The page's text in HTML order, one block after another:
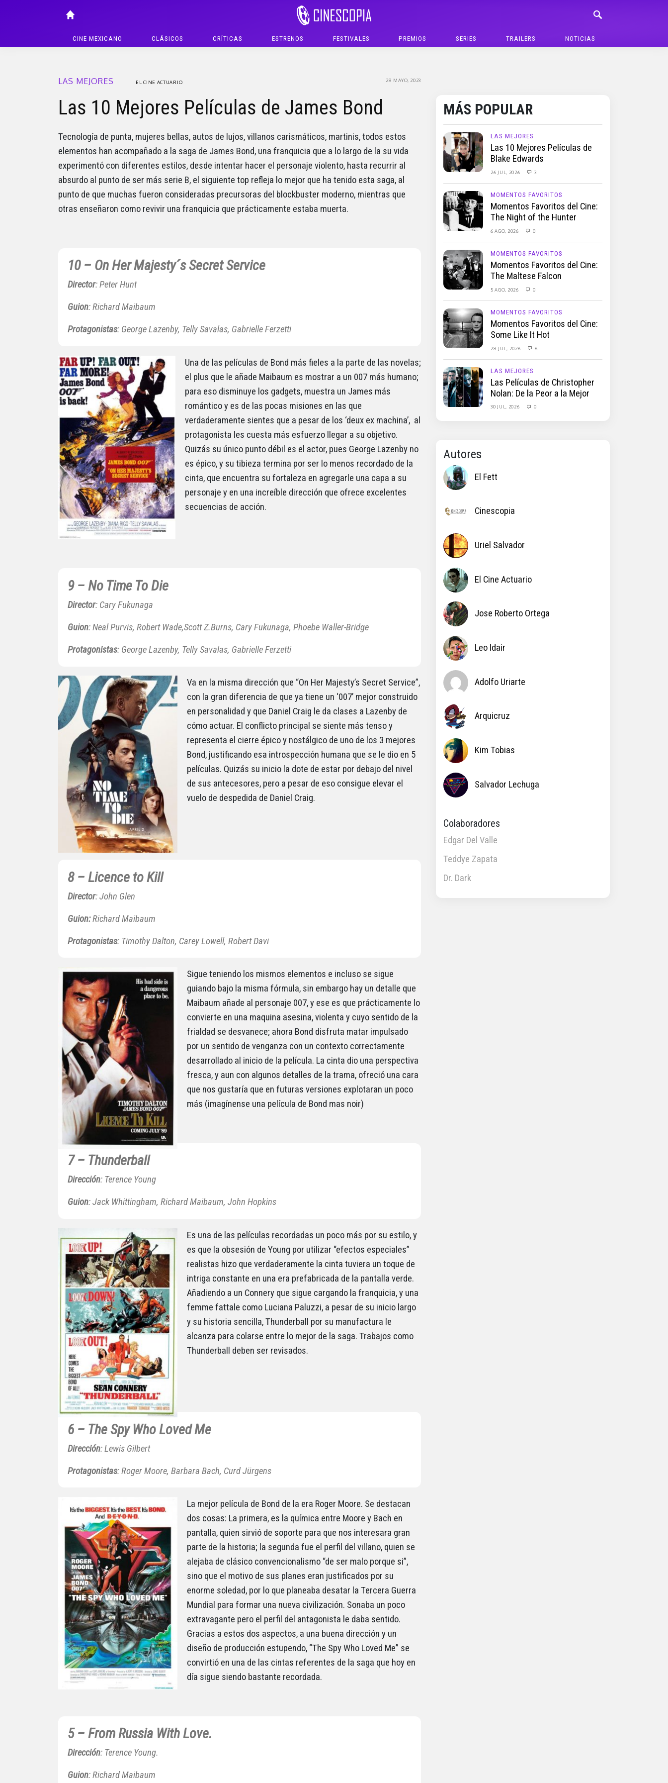
CINE MEXICANO CLÁSICOS CRÍTICAS ESTRENOS FESTIVALES PREMIOS SERIES TRAILERS NOTICIAS
LAS MEJORES 28 MAYO, 2023
EL CINE ACTUARIO
Las 10 Mejores Películas de James Bond
Tecnología de punta, mujeres bellas, autos de lujos, villanos carismáticos, martinis, todos estos
elementos han acompañado a la saga de James Bond, una franquicia que a lo largo de la su vida
experimentó con diferentes estilos, desde intentar hacer el personaje violento, hasta recurrir al
absurdo al punto de ser más serie B, el siguiente top refleja lo mejor que ha tenido esta saga, al
punto de que muchas fueron consideradas precursoras del blockbuster moderno, mientras que
otras enseñaron como revivir una franquicia que prácticamente estaba muerta.
10 – On Her Majesty´s Secret Service
Director: Peter Hunt
Guion: Richard Maibaum
Protagonistas: George Lazenby, Telly Savalas, Gabrielle Ferzetti
Una de las películas de Bond más fieles a la parte de las novelas;
el plus que le añade Maibaum es mostrar a un 007 más humano;
para eso disminuye los gadgets, muestra un James más
romántico y es de las pocas misiones en las que
verdaderamente sientes que a pesar de los ‘deux ex machina’, al
protagonista les cuesta más esfuerzo llegar a su objetivo.
Quizás su único punto débil es el actor, pues George Lazenby no
es épico, y su tibieza termina por ser lo menos recordado de la
cinta, que encuentra su fortaleza en agregarle una capa a su
personaje y en una increíble dirección que ofrece excelentes
secuencias de acción.
9 – No Time To Die
Director: Cary Fukunaga
Guion: Neal Purvis, Robert Wade,Scott Z.Burns, Cary Fukunaga, Phoebe Waller-Bridge
Protagonistas: George Lazenby, Telly Savalas, Gabrielle Ferzetti
Va en la misma dirección que “On Her Majesty’s Secret Service”,
con la gran diferencia de que ya tiene un ‘007’ mejor construido
en personalidad y que Daniel Craig le da clases a Lazenby de
cómo actuar. El conflicto principal se siente más tenso y
representa el cierre épico y nostálgico de uno de los 3 mejores
Bond, justificando esa introspección humana que se le dio en 5
películas. Quizás su inicio la dote de estar por debajo del nivel
de sus antecesores, pero a pesar de eso consigue elevar el
vuelo de despedida de Daniel Craig.
8 – Licence to Kill
Director: John Glen
Guion:Richard Maibaum
Protagonistas: Timothy Dalton, Carey Lowell, Robert Davi
Sigue teniendo los mismos elementos e incluso se sigue
guiando bajo la misma fórmula, sin embargo hay un detalle que
Maibaum añade al personaje 007, y ese es que prácticamente lo
convierte en una maquina asesina, violenta y cuyo sentido de la
frialdad se desvanece; ahora Bond disfruta matar impulsado
por un sentido de venganza con un contexto correctamente
desarrollado al inicio de la película. La cinta dio una perspectiva
fresca, y aun con algunos detalles de la trama, ofreció una cara
que nos gustaría que en futuras versiones explotaran un poco
más (imagínense una película de Bond mas noir)
7 – Thunderball
Dirección: Terence Young
Guion: Jack Whittingham, Richard Maibaum, John Hopkins
Es una de las películas recordadas un poco más por su estilo, y
es que la obsesión de Young por utilizar “efectos especiales”
realistas hizo que verdaderamente la cinta tuviera un toque de
intriga constante en una era prefabricada de la pantalla verde.
Añadiendo a un Connery que sigue cargando la franquicia, y una
femme fattale como Luciana Paluzzi, a pesar de su inicio largo
y su historia sencilla, Thunderball por su manufactura le
alcanza para colarse entre lo mejor de la saga. Trabajos como
Thunderball deben ser revisados.
6 – The Spy Who Loved Me
Dirección: Lewis Gilbert
Protagonistas: Roger Moore, Barbara Bach, Curd Jürgens
La mejor película de Bond de la era Roger Moore. Se destacan
dos cosas: La primera, es la química entre Moore y Bach en
pantalla, quien sirvió de soporte para que nos interesara gran
parte de la historia; la segunda fue el perfil del villano, quien se
alejaba de clásico convencionalismo “de ser malo porque si”,
sino que el motivo de sus planes eran justificados por su
enorme soledad, por lo que planeaba desatar la Tercera Guerra
Mundial para formar una nueva civilización. Sonaba un poco
extravagante pero el perfil del antagonista le daba sentido.
Gracias a estos dos aspectos, a una buena dirección y un
diseño de producción estupendo, “The Spy Who Loved Me” se
convirtió en una de las cintas referentes de la saga que hoy en
día sigue siendo bastante recordada.
5 – From Russia With Love.
Dirección: Terence Young.
Guion: Richard Maibaum
MÁS POPULAR
LAS MEJORES
Las 10 Mejores Películas de
Blake Edwards
26 JUL, 2026 3
MOMENTOS FAVORITOS
Momentos Favoritos del Cine:
The Night of the Hunter
6 AGO, 2026 0
MOMENTOS FAVORITOS
Momentos Favoritos del Cine:
The Maltese Falcon
5 AGO, 2026 0
MOMENTOS FAVORITOS
Momentos Favoritos del Cine:
Some Like It Hot
28 JUL, 2026 6
LAS MEJORES
Las Películas de Christopher
Nolan: De la Peor a la Mejor
30 JUL, 2026 0
Autores
El Fett
Cinescopia
Uriel Salvador
El Cine Actuario
Jose Roberto Ortega
Leo Idair
Adolfo Uriarte
Arquicruz
Kim Tobias
Salvador Lechuga
Colaboradores
Edgar Del Valle
Teddye Zapata
Dr. Dark